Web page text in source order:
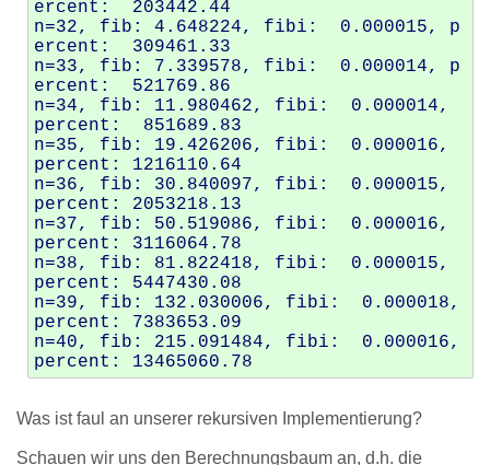
ercent:  203442.44
n=32, fib: 4.648224, fibi:  0.000015, p
ercent:  309461.33
n=33, fib: 7.339578, fibi:  0.000014, p
ercent:  521769.86
n=34, fib: 11.980462, fibi:  0.000014,
percent:  851689.83
n=35, fib: 19.426206, fibi:  0.000016,
percent: 1216110.64
n=36, fib: 30.840097, fibi:  0.000015,
percent: 2053218.13
n=37, fib: 50.519086, fibi:  0.000016,
percent: 3116064.78
n=38, fib: 81.822418, fibi:  0.000015,
percent: 5447430.08
n=39, fib: 132.030006, fibi:  0.000018,
percent: 7383653.09
n=40, fib: 215.091484, fibi:  0.000016,
Was ist faul an unserer rekursiven Implementierung?
Schauen wir uns den Berechnungsbaum an, d.h. die